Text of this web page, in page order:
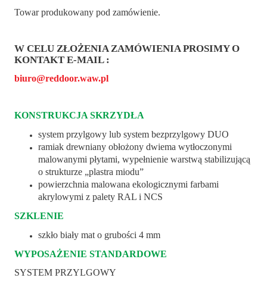
Towar produkowany pod zamówienie.
W CELU ZŁOŻENIA ZAMÓWIENIA PROSIMY O
KONTAKT E-MAIL :
biuro@reddoor.waw.pl
KONSTRUKCJA SKRZYDŁA
system przylgowy lub system bezprzylgowy DUO
ramiak drewniany obłożony dwiema wytłoczonymi
malowanymi płytami, wypełnienie warstwą stabilizującą
o strukturze „plastra miodu”
powierzchnia malowana ekologicznymi farbami
akrylowymi z palety RAL i NCS
SZKLENIE
szkło biały mat o grubości 4 mm
WYPOSAŻENIE STANDARDOWE
SYSTEM PRZYLGOWY